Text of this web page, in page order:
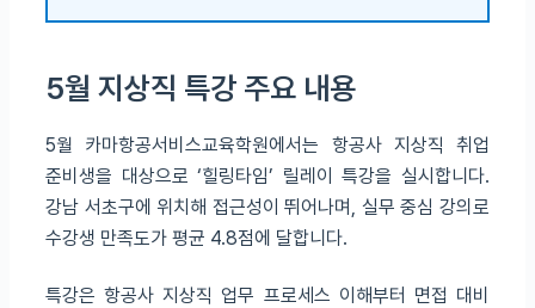
5월 지상직 특강 주요 내용
5월 카마항공서비스교육학원에서는 항공사 지상직 취업
준비생을 대상으로 ‘힐링타임’ 릴레이 특강을 실시합니다.
강남 서초구에 위치해 접근성이 뛰어나며, 실무 중심 강의로
수강생 만족도가 평균 4.8점에 달합니다.
특강은 항공사 지상직 업무 프로세스 이해부터 면접 대비